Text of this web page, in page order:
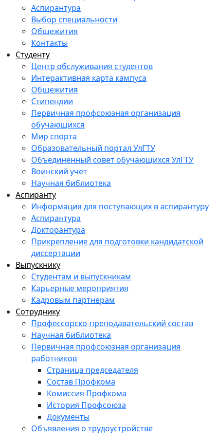
Аспирантура
Выбор специальности
Общежития
Контакты
Студенту
Центр обслуживания студентов
Интерактивная карта кампуса
Общежития
Стипендии
Первичная профсоюзная организация
обучающихся
Мир спорта
Образовательный портал УлГТУ
Объединенный совет обучающихся УлГТУ
Воинский учет
Научная библиотека
Аспиранту
Информация для поступающих в аспирантуру
Аспирантура
Докторантура
Прикрепление для подготовки кандидатской
диссертации
Выпускнику
Студентам и выпускникам
Карьерные мероприятия
Кадровым партнерам
Сотруднику
Профессорско-преподавательский состав
Научная библиотека
Первичная профсоюзная организация
работников
Страница председателя
Состав Профкома
Комиссия Профкома
История Профсоюза
Документы
Объявления о трудоустройстве